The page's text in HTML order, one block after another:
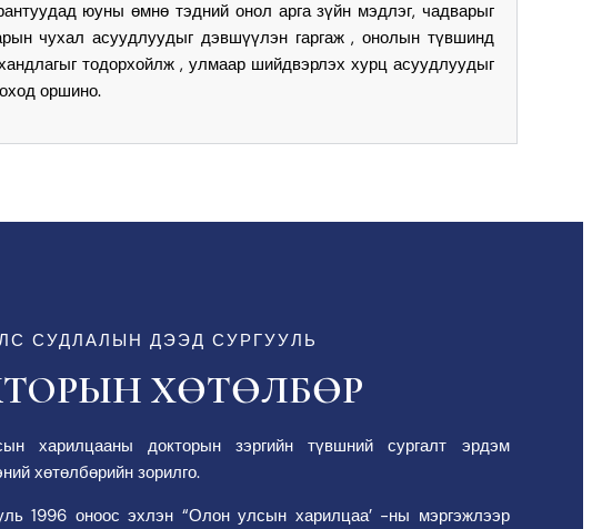
юуны өмнө тэдний онол арга зүйн мэдлэг, чадварыг
чухал асуудлуудыг дэвшүүлэн гаргаж , онолын түвшинд
тодорхойлж , улмаар шийдвэрлэх хурц асуудлуудыг
оршино.
СУДЛАЛЫН ДЭЭД СУРГУУЛЬ
ХӨТӨЛБӨР
харилцааны докторын зэргийн түвшний сургалт эрдэм
хөтөлбөрийн зорилго.
1996 оноос эхлэн “Олон улсын харилцаа’ -ны мэргэжлээр